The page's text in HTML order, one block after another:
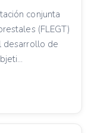
conjunta
(FLEGT)
desarrollo de